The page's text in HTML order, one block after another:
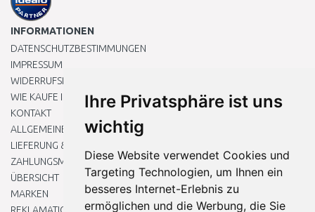
Ihre Privatsphäre ist uns
wichtig
Diese Website verwendet Cookies und
Targeting Technologien, um Ihnen ein
besseres Internet-Erlebnis zu
ermöglichen und die Werbung, die Sie
INFORMATIONEN
DATENSCHUTZBESTIMMUNGEN
IMPRESSUM
WIDERRUFSRECHT
WIE KAUFE ICH EIN?
KONTAKT
ALLGEMEINEN GESCHÄFTSBEDINGUNGEN
LIEFERUNG & ZAHLUNG
ZAHLUNGSMETHODEN
ÜBERSICHT
MARKEN